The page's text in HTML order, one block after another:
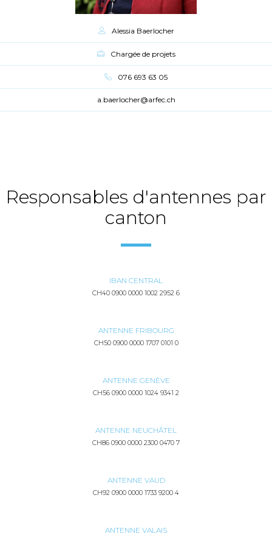
Alessia Baerlocher
Chargée de projets
076 693 63 05
a.baerlocher@arfec.ch
Responsables d'antennes par
canton
IBAN CENTRAL
CH40 0900 0000 1002 2952 6
ANTENNE FRIBOURG
CH50 0900 0000 1707 0101 0
ANTENNE GENÈVE
CH56 0900 0000 1024 9341 2
ANTENNE NEUCHÂTEL
CH86 0900 0000 2300 0470 7
ANTENNE VAUD
CH92 0900 0000 1733 9200 4
ANTENNE VALAIS